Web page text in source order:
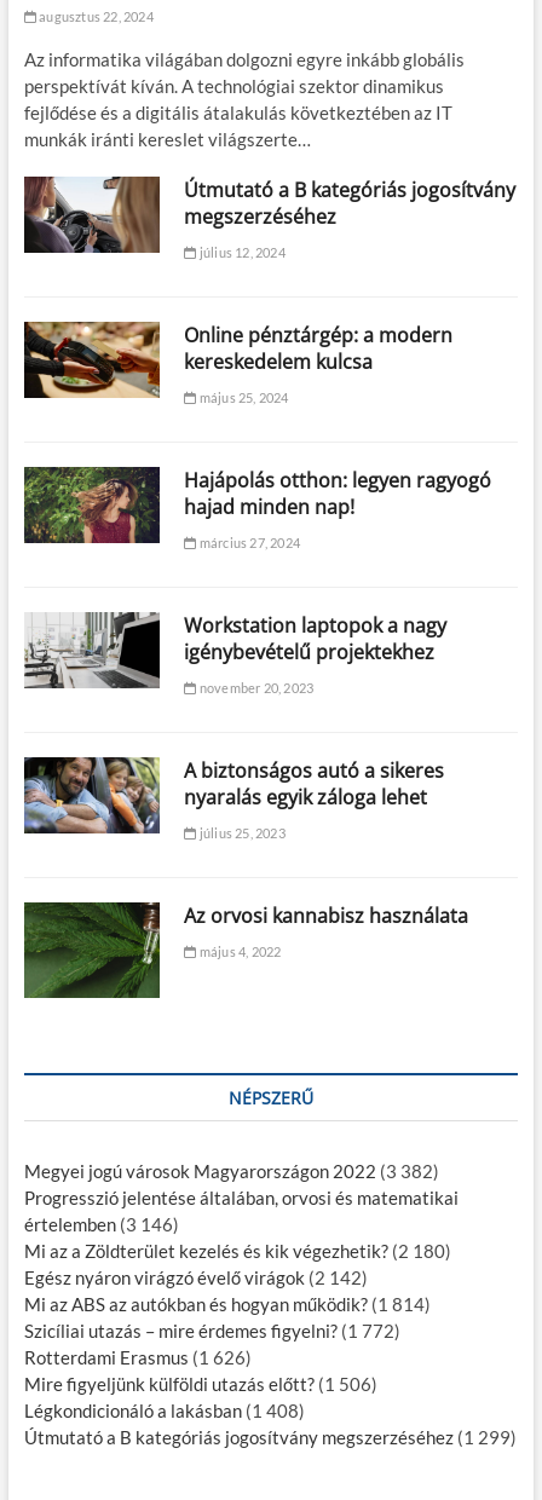
augusztus 22, 2024
Az informatika világában dolgozni egyre inkább globális
perspektívát kíván. A technológiai szektor dinamikus
fejlődése és a digitális átalakulás következtében az IT
munkák iránti kereslet világszerte…
Útmutató a B kategóriás jogosítvány
megszerzéséhez
július 12, 2024
Online pénztárgép: a modern
kereskedelem kulcsa
május 25, 2024
Hajápolás otthon: legyen ragyogó
hajad minden nap!
március 27, 2024
Workstation laptopok a nagy
igénybevételű projektekhez
november 20, 2023
A biztonságos autó a sikeres
nyaralás egyik záloga lehet
július 25, 2023
Az orvosi kannabisz használata
május 4, 2022
NÉPSZERŰ
Megyei jogú városok Magyarországon 2022 (3 382)
Progresszió jelentése általában, orvosi és matematikai
értelemben (3 146)
Mi az a Zöldterület kezelés és kik végezhetik? (2 180)
Egész nyáron virágzó évelő virágok (2 142)
Mi az ABS az autókban és hogyan működik? (1 814)
Szicíliai utazás – mire érdemes figyelni? (1 772)
Rotterdami Erasmus (1 626)
Mire figyeljünk külföldi utazás előtt? (1 506)
Légkondicionáló a lakásban (1 408)
Útmutató a B kategóriás jogosítvány megszerzéséhez (1 299)